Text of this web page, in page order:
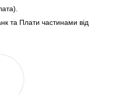
та Плати частинами від